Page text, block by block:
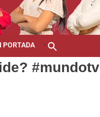
PORTADA
#mundotv